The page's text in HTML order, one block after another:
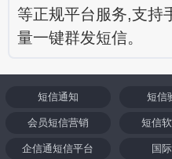
等正规平台服务,支持
量一键群发短信。
短信通知 短信
会员短信营销 短信
企信通短信平台 国